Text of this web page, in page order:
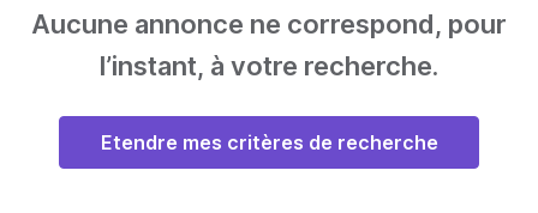
Aucune annonce ne correspond, pour
l’instant, à votre recherche.
Etendre mes critères de recherche